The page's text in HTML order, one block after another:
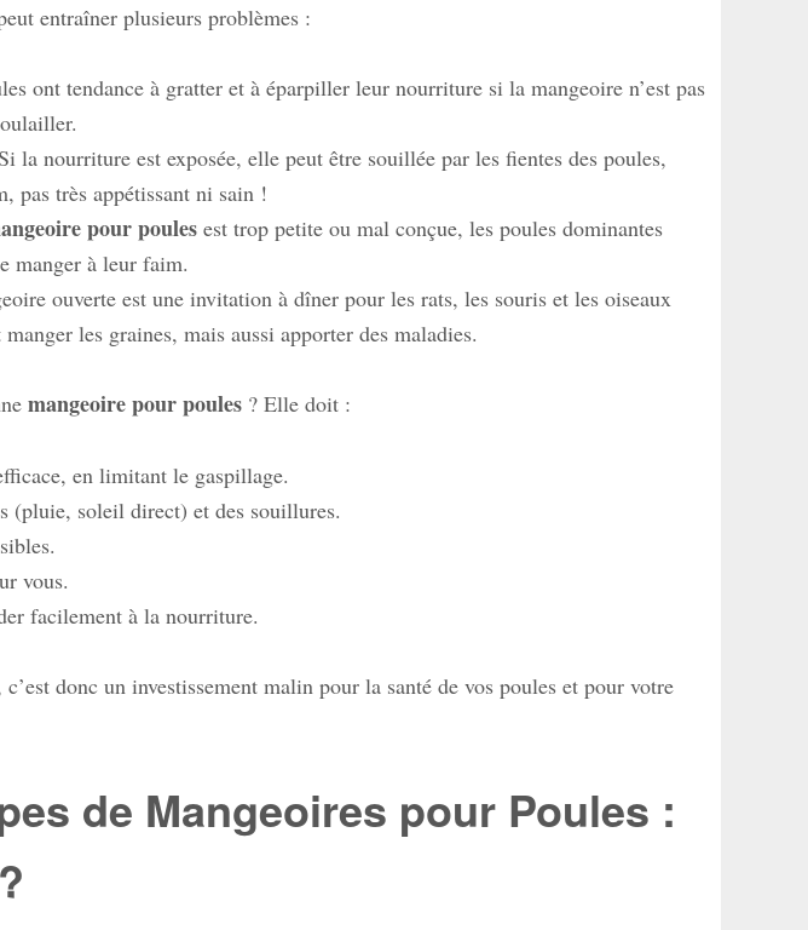
entraîner plusieurs problèmes :
ont tendance à gratter et à éparpiller leur nourriture si la mangeoire n’est pas
la nourriture est exposée, elle peut être souillée par les fientes des poules,
pas très appétissant ni sain !
pour poules est trop petite ou mal conçue, les poules dominantes
manger à leur faim.
ouverte est une invitation à dîner pour les rats, les souris et les oiseaux
les graines, mais aussi apporter des maladies.
mangeoire pour poules ? Elle doit :
en limitant le gaspillage.
(pluie, soleil direct) et des souillures.
vous.
facilement à la nourriture.
c’est donc un investissement malin pour la santé de vos poules et pour votre
de Mangeoires pour Poules :